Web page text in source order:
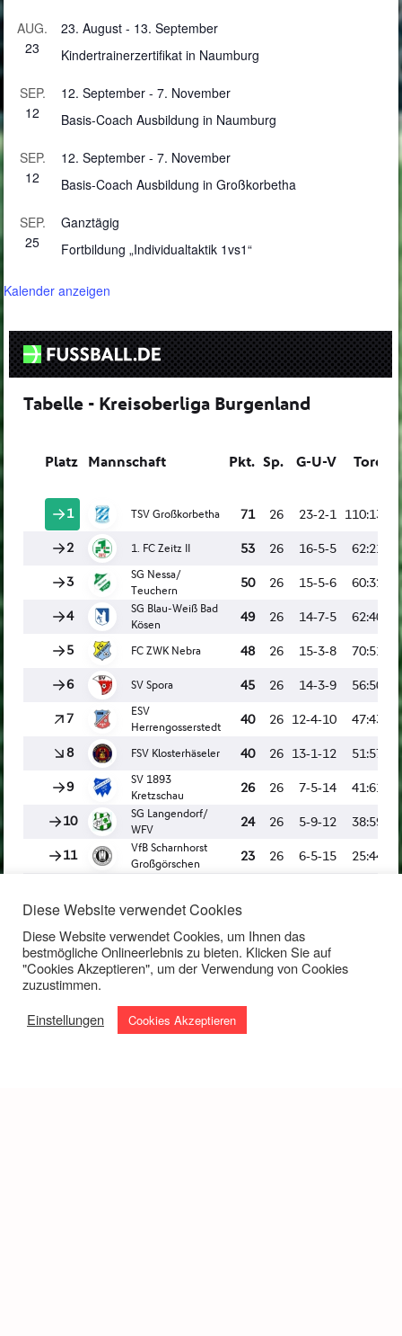
AUG.
23
23. August - 13. September
Kindertrainerzertifikat in Naumburg
SEP.
12
12. September -7. November
Basis-Coach Ausbildung in Naumburg
SEP.
12
12. September -7. November
Basis-Coach Ausbildung in Großkorbetha
SEP.
25
Ganztägig
Fortbildung „Individualtaktik 1vs1“
Kalender anzeigen
QUALIFIZIERUNG: VERANSTALTUNGSKALENDER
Diese Website verwendet Cookies
Diese Website verwendet Cookies, um Ihnen das
bestmögliche Onlineerlebnis zu bieten. Klicken Sie auf
"Cookies Akzeptieren", um der Verwendung von Cookies
zuzustimmen.
Einstellungen
Cookies Akzeptieren